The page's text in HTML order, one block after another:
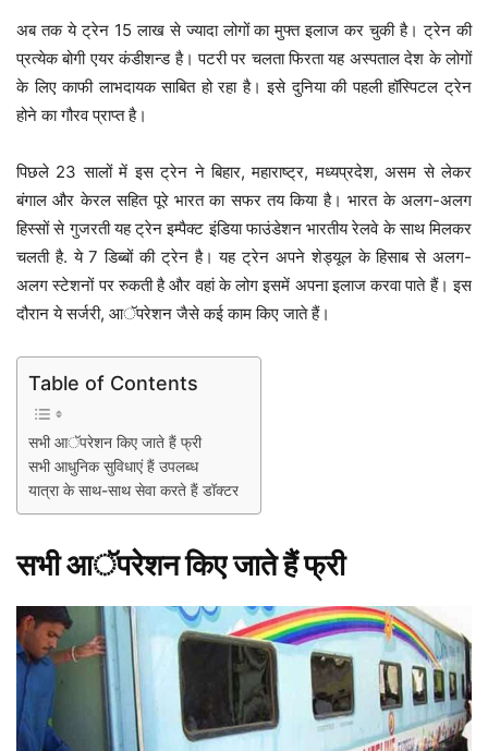
अब तक ये ट्रेन 15 लाख से ज्यादा लोगों का मुफ्त इलाज कर चुकी है। ट्रेन की
प्रत्येक बोगी एयर कंडीशन्ड है। पटरी पर चलता फिरता यह अस्पताल देश के लोगों
के लिए काफी लाभदायक साबित हो रहा है। इसे दुनिया की पहली हॉस्पिटल ट्रेन
होने का गौरव प्राप्त है।
पिछले 23 सालों में इस ट्रेन ने बिहार, महाराष्ट्र, मध्यप्रदेश, असम से लेकर
बंगाल और केरल सहित पूरे भारत का सफर तय किया है। भारत के अलग-अलग
हिस्सों से गुजरती यह ट्रेन इम्पैक्ट इंडिया फाउंडेशन भारतीय रेलवे के साथ मिलकर
चलती है. ये 7 डिब्बों की ट्रेन है। यह ट्रेन अपने शेड्यूल के हिसाब से अलग-
अलग स्टेशनों पर रुकती है और वहां के लोग इसमें अपना इलाज करवा पाते हैं। इस
दौरान ये सर्जरी, आॅपरेशन जैसे कई काम किए जाते हैं।
Table of Contents
सभी आॅपरेशन किए जाते हैं फ्री
सभी आधुनिक सुविधाएं हैं उपलब्ध
यात्रा के साथ-साथ सेवा करते हैं डॉक्टर
सभी आॅपरेशन किए जाते हैं फ्री